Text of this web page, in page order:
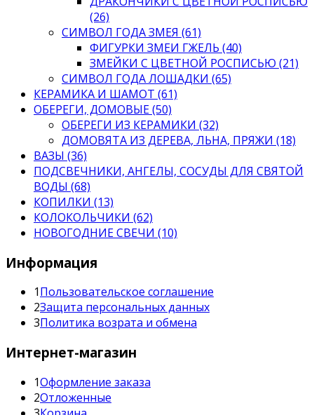
(26)
СИМВОЛ ГОДА ЗМЕЯ (61)
ФИГУРКИ ЗМЕИ ГЖЕЛЬ (40)
ЗМЕЙКИ С ЦВЕТНОЙ РОСПИСЬЮ (21)
СИМВОЛ ГОДА ЛОШАДКИ (65)
КЕРАМИКА И ШАМОТ (61)
ОБЕРЕГИ, ДОМОВЫЕ (50)
ОБЕРЕГИ ИЗ КЕРАМИКИ (32)
ДОМОВЯТА ИЗ ДЕРЕВА, ЛЬНА, ПРЯЖИ (18)
ВАЗЫ (36)
ПОДСВЕЧНИКИ, АНГЕЛЫ, СОСУДЫ ДЛЯ СВЯТОЙ
ВОДЫ (68)
КОПИЛКИ (13)
КОЛОКОЛЬЧИКИ (62)
НОВОГОДНИЕ СВЕЧИ (10)
Информация
1Пользовательское соглашение
2Защита персональных данных
3Политика возрата и обмена
Интернет-магазин
1Оформление заказа
2Отложенные